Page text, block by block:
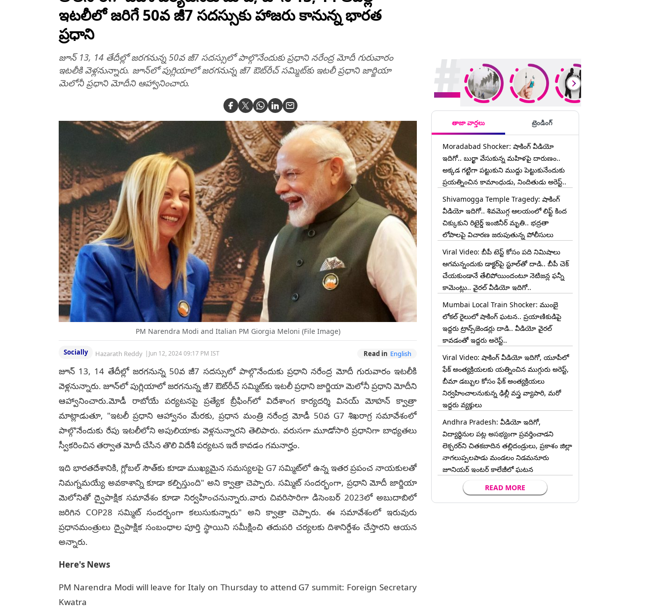
ఇటలీలో జరిగే 50వ జీ7 సదస్సుకు హాజరు కానున్న భారత
ప్రధాని
జూన్ 13, 14 తేదీల్లో జరగనున్న 50వ జీ7 సదస్సులో పాల్గొనేందుకు ప్రధాని నరేంద్ర మోదీ గురువారం
ఇటలీకి వెళ్లనున్నారు. జూన్‌లో పుగ్లియాలో జరగనున్న జీ7 ఔట్‌రీచ్ సమ్మిట్‌కు ఇటలీ ప్రధాని జార్జియా
మెలోనీ ప్రధాని మోదీని ఆహ్వానించారు.
PM Narendra Modi and Italian PM Giorgia Meloni (File Image)
Socially Hazarath Reddy | Jun 12, 2024 09:17 PM IST Read in English
జూన్ 13, 14 తేదీల్లో జరగనున్న 50వ జీ7 సదస్సులో పాల్గొనేందుకు ప్రధాని నరేంద్ర మోదీ గురువారం ఇటలీకి
వెళ్లనున్నారు. జూన్‌లో పుగ్లియాలో జరగనున్న జీ7 ఔట్‌రీచ్ సమ్మిట్‌కు ఇటలీ ప్రధాని జార్జియా మెలోనీ ప్రధాని మోదీని
ఆహ్వానించారు.మోడీ రాబోయే పర్యటనపై ప్రత్యేక బ్రీఫింగ్‌లో విదేశాంగ కార్యదర్శి వినయ్ మోహన్ క్వాత్రా
మాట్లాడుతూ, "ఇటలీ ప్రధాని ఆహ్వానం మేరకు, ప్రధాన మంత్రి నరేంద్ర మోడీ 50వ G7 శిఖరాగ్ర సమావేశంలో
పాల్గొనేందుకు రేపు ఇటలీలోని అపులియాకు వెళ్లనున్నారని తెలిపారు. వరుసగా మూడోసారి ప్రధానిగా బాధ్యతలు
స్వీకరించిన తర్వాత మోదీ చేసిన తొలి విదేశీ పర్యటన ఇదే కావడం గమనార్హం.
ఇది భారతదేశానికి, గ్లోబల్ సౌత్‌కు కూడా ముఖ్యమైన సమస్యలపై G7 సమ్మిట్‌లో ఉన్న ఇతర ప్రపంచ నాయకులతో
నిమగ్నమయ్యే అవకాశాన్ని కూడా కల్పిస్తుంది" అని క్వాత్రా చెప్పారు. సమ్మిట్ సందర్భంగా, ప్రధాని మోదీ జార్జియా
మెలోనితో ద్వైపాక్షిక సమావేశం కూడా నిర్వహించనున్నారు.వారు చివరిసారిగా డిసెంబర్ 2023లో అబుదాబిలో
జరిగిన COP28 సమ్మిట్ సందర్భంగా కలుసుకున్నారు" అని క్వాత్రా చెప్పారు. ఈ సమావేశంలో ఇరువురు
ప్రధానమంత్రులు ద్వైపాక్షిక సంబంధాల పూర్తి స్థాయిని సమీక్షించి తదుపరి చర్యలకు దిశానిర్దేశం చేస్తారని ఆయన
అన్నారు.
Here's News
PM Narendra Modi will leave for Italy on Thursday to attend G7 summit: Foreign Secretary
Kwatra
తాజా వార్తలు ట్రెండింగ్
Moradabad Shocker: షాకింగ్ వీడియో
ఇదిగో.. బుర్ఖా వేసుకున్న మహిళపై దారుణం..
అక్కడ గట్టిగా పట్టుకుని ముద్దు పెట్టుకునేందుకు
ప్రయత్నించిన కామాంధుడు, నిందితుడు అరెస్ట్..
Shivamogga Temple Tragedy: షాకింగ్
వీడియో ఇదిగో.. శివమొగ్గ ఆలయంలో లిఫ్ట్ కింద
చిక్కుకుని రిటైర్డ్ ఇంజినీర్ మృతి.. భద్రతా
లోపాలపై విచారణ జరుపుతున్న పోలీసులు
Viral Video: బీపీ టెస్ట్‌ కోసం పది నిమిషాలు
ఆగమన్నందుకు డాక్టర్‌పై స్టూల్‌తో దాడి.. బీపీ చెక్
చేయకుండానే తేలిపోయిందంటూ నెటిజన్ల ఫన్నీ
కామెంట్లు.. వైరల్ వీడియో ఇదిగో..
Mumbai Local Train Shocker: ముంబై
లోకల్ రైలులో షాకింగ్ ఘటన.. ప్రయాణికుడిపై
ఇద్దరు ట్రాన్స్‌జెండర్లు దాడి.. వీడియో వైరల్
కావడంతో ఇద్దరు అరెస్ట్..
Viral Video: షాకింగ్ వీడియో ఇదిగో, యూపీలో
ఫేక్ అంత్యక్రియలకు యత్నించిన ముగ్గురు అరెస్ట్,
బీమా డబ్బుల కోసం ఫేక్ అంత్యక్రియలు
నిర్వహించాలనుకున్న ఢిల్లీ వస్త్ర వ్యాపారి, మరో
ఇద్దరు వ్యక్తులు
Andhra Pradesh: వీడియో ఇదిగో,
విద్యార్థినుల పట్ల అసభ్యంగా ప్రవర్తించాడని
లెక్చ‌ర‌ర్‌ని చిత‌క‌బాదిన త‌ల్లిదండ్రులు, ప్రకాశం జిల్లా
నాగలుప్పలపాడు మండలం నిడమనూరు
జూనియర్ ఇంటర్ కాలేజీలో ఘటన
READ MORE